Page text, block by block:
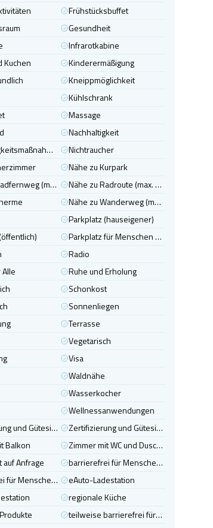
Frühstücksbuffet
Gesundheit
Infrarotkabine
Kuchen
Kinderermäßigung
Kneippmöglichkeit
Kühlschrank
Massage
Nachhaltigkeit
Nachhaltigkeitsmaßnahmen
Nichtraucher
Nähe zu Kurpark
Nähe zu Radfernweg (max. 5 km entfernt)
Nähe zu Radroute (max. 5 km entfernt)
Nähe zu Wanderweg (max. 2 km entfernt)
Parkplatz (hauseigener)
Parkplatz für Menschen mit Behinderung
Radio
Ruhe und Erholung
Schonkost
Sonnenliegen
Terrasse
Vegetarisch
Visa
Waldnähe
Wasserkocher
Wellnessanwendungen
Zertifizierung und Gütesiegel - Gastgeber
Zertifizierung und Gütesiegel - Sonstige
Balkon
Zimmer mit WC und Dusche
Anfrage
barrierefrei für Menschen mit Hörbehinderung
barrierefrei für Menschen mit Sehbehinderung
eAuto-Ladestation
regionale Küche
teilweise barrierefrei für Menschen mit Gehbehinderung